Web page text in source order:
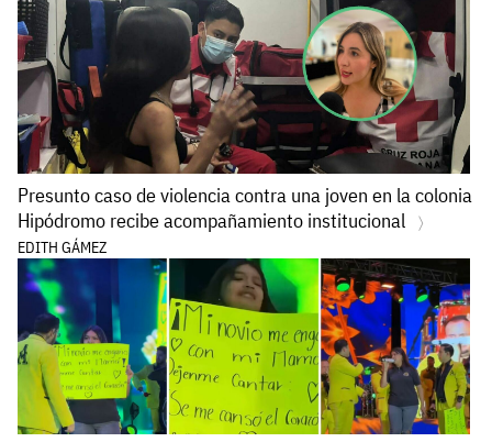
Presunto caso de violencia contra una joven en la colonia
Hipódromo recibe acompañamiento institucional
EDITH GÁMEZ